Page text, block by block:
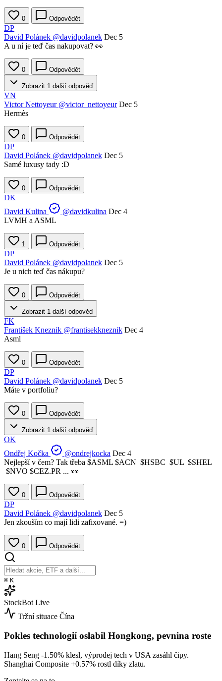
0 Odpovědět
DP
David Polánek @davidpolanek Dec 5
A u ní je teď čas nakupovat? 👀
0 Odpovědět
Zobrazit 1 další odpověď
VN
Victor Nettoyeur @victor_nettoyeur Dec 5
Hermès
0 Odpovědět
DP
David Polánek @davidpolanek Dec 5
Samé luxusy tady :D
0 Odpovědět
DK
David Kulina
@davidkulina Dec 4
LVMH a ASML
1 Odpovědět
DP
David Polánek @davidpolanek Dec 5
Je u nich teď čas nákupu?
0 Odpovědět
Zobrazit 1 další odpověď
FK
František Kneznik @frantisekkneznik Dec 4
Asml
0 Odpovědět
DP
David Polánek @davidpolanek Dec 5
Máte v portfoliu?
0 Odpovědět
Zobrazit 1 další odpověď
OK
Ondřej Kočka
@ondrejkocka Dec 4
Nejlepší v čem? Tak třeba $ASML $ACN $HSBC $UL $SHEL
$NVO $CEZ.PR ... 👀
0 Odpovědět
DP
David Polánek @davidpolanek Dec 5
Jen zkouším co mají lidi zafixované. =)
0 Odpovědět
⌘ K
StockBot Live
Tržní situace Čína
Pokles technologií oslabil Hongkong, pevnina roste
Hang Seng -1.50% klesl, výprodej tech v USA zasáhl čipy.
Shanghai Composite +0.57% rostl díky zlatu.